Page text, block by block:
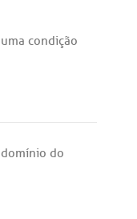
uma condição
domínio do